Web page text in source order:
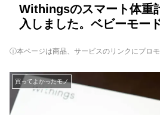
Withingsのスマート体重
入しました。ベビーモー
ⓘ本ページは商品、サービスのリンクにプロ
買ってよかったモノ